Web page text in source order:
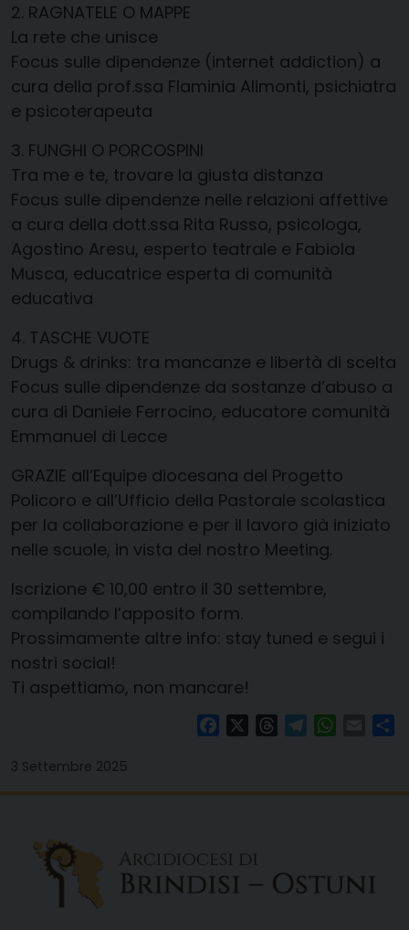
2. RAGNATELE O MAPPE
La rete che unisce
Focus sulle dipendenze (internet addiction) a
cura della prof.ssa Flaminia Alimonti, psichiatra
e psicoterapeuta
3. FUNGHI O PORCOSPINI
Tra me e te, trovare la giusta distanza
Focus sulle dipendenze nelle relazioni affettive
a cura della dott.ssa Rita Russo, psicologa,
Agostino Aresu, esperto teatrale e Fabiola
Musca, educatrice esperta di comunità
educativa
4. TASCHE VUOTE
Drugs & drinks: tra mancanze e libertà di scelta
Focus sulle dipendenze da sostanze d’abuso a
cura di Daniele Ferrocino, educatore comunità
Emmanuel di Lecce
GRAZIE all’Equipe diocesana del Progetto
Policoro e all’Ufficio della Pastorale scolastica
per la collaborazione e per il lavoro già iniziato
nelle scuole, in vista del nostro Meeting.
Iscrizione € 10,00 entro il 30 settembre,
compilando l’apposito form.
Prossimamente altre info: stay tuned e segui i
nostri social!
Ti aspettiamo, non mancare!
FacebookThreadsTelegram Email
3 Settembre 2025